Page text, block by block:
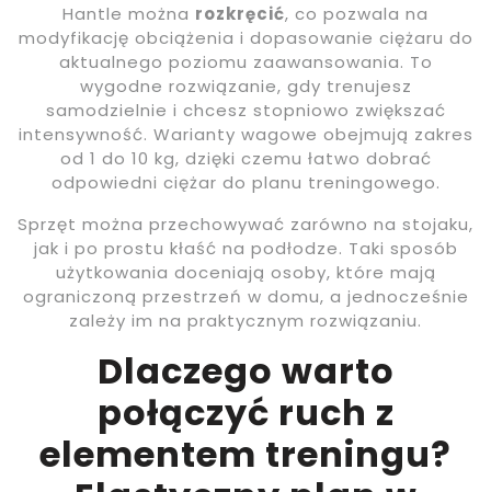
Hantle można rozkręcić, co pozwala na
modyfikację obciążenia i dopasowanie ciężaru do
aktualnego poziomu zaawansowania. To
wygodne rozwiązanie, gdy trenujesz
samodzielnie i chcesz stopniowo zwiększać
intensywność. Warianty wagowe obejmują zakres
od 1 do 10 kg, dzięki czemu łatwo dobrać
odpowiedni ciężar do planu treningowego.
Sprzęt można przechowywać zarówno na stojaku,
jak i po prostu kłaść na podłodze. Taki sposób
użytkowania doceniają osoby, które mają
ograniczoną przestrzeń w domu, a jednocześnie
zależy im na praktycznym rozwiązaniu.
Dlaczego warto
połączyć ruch z
elementem treningu?